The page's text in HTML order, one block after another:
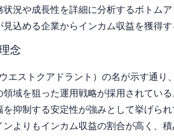
況や成長性を詳細に分析するボトム
込める企業からインカム収益を獲得
念
エストクアドラント）の名が示す通り
域を狙った運用戦略が採用されてい
抑制する安定性が強みとして挙げら
ンよりもインカム収益の割合が高く、